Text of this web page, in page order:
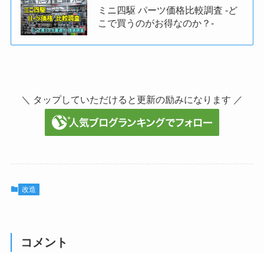
ミニ四駆 パーツ価格比較調査 -ど
こで買うのがお得なのか？-
＼ タップしていただけると更新の励みになります ／
改造
コメント